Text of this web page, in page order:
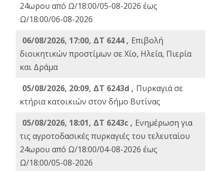
24ωρου από Ω/18:00/05-08-2026 έως
Ω/18:00/06-08-2026
06/08/2026, 17:00, ΔΤ 6244 , Επιβολή
διοικητικών προστίμων σε Χίο, Ηλεία, Πιερία
και Δράμα
05/08/2026, 20:09, ΔΤ 6243d , Πυρκαγιά σε
κτήρια κατοικιών στον δήμο Βυτίνας
05/08/2026, 18:01, ΔΤ 6243c , Ενημέρωση για
τις αγροτοδασικές πυρκαγιές του τελευταίου
24ωρου από Ω/18:00/04-08-2026 έως
Ω/18:00/05-08-2026